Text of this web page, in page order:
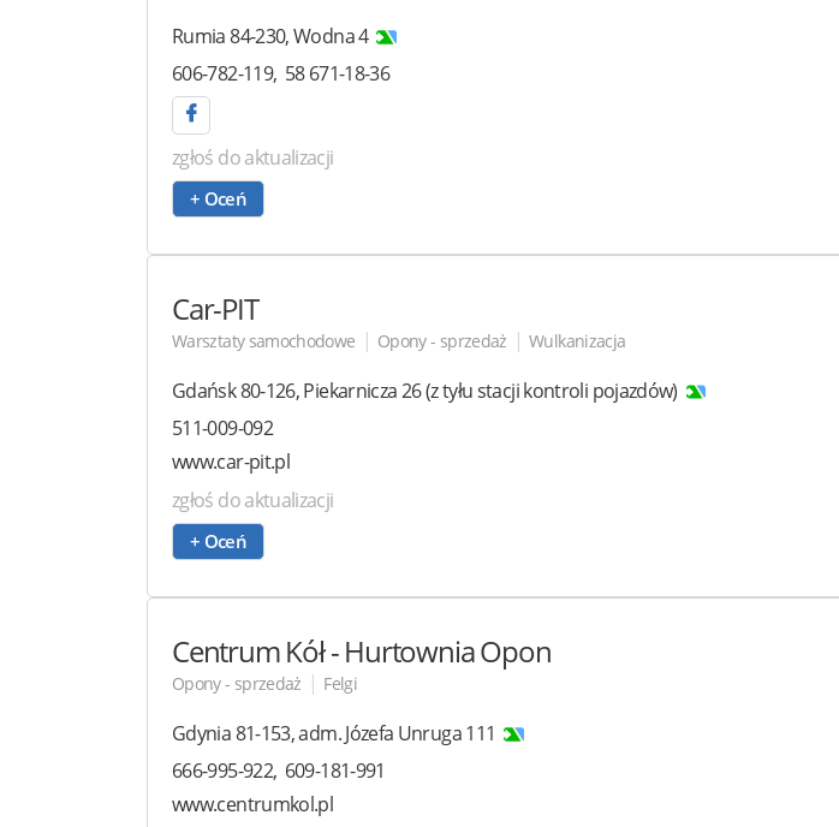
Rumia84-230,Wodna 4
606-782-119 58 671-18-36
zgłoś do aktualizacji
+ Oceń
Car-PIT
Warsztaty samochodowe | Opony - sprzedaż | Wulkanizacja
Gdańsk80-126,Piekarnicza 26(z tyłu stacji kontroli pojazdów)
511-009-092
www.car-pit.pl
zgłoś do aktualizacji
+ Oceń
Centrum Kół- Hurtownia Opon
Opony - sprzedaż | Felgi
Gdynia81-153,adm. Józefa Unruga 111
666-995-922 609-181-991
www.centrumkol.pl